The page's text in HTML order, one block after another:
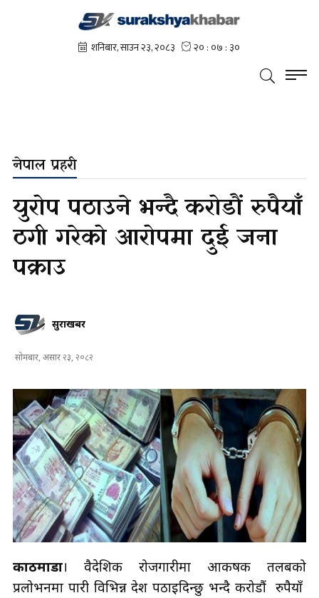
नेपाल प्रहरी
युरोप पठाउने भन्दै करोडौं रुपैयाँ
ठगी गरेको आरोपमा दुई जना
पक्राउ
सुरक्षाखबर
सोमबार, असार २३, २०८२
काठमाडौं। वैदेशिक रोजगारीमा आकर्षक तलबको
प्रलोभनमा पारी विभिन्न देश पठाइदिन्छु भन्दै करोडौं रुपैयाँ